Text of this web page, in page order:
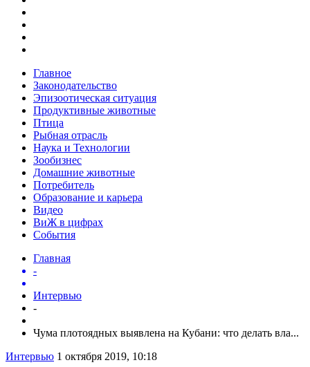
Главное
Законодательство
Эпизоотическая ситуация
Продуктивные животные
Птица
Рыбная отрасль
Наука и Технологии
Зообизнес
Домашние животные
Потребитель
Образование и карьера
Видео
ВиЖ в цифрах
События
Главная
-
Интервью
-
Чума плотоядных выявлена на Кубани: что делать вла...
Интервью 1 октября 2019, 10:18